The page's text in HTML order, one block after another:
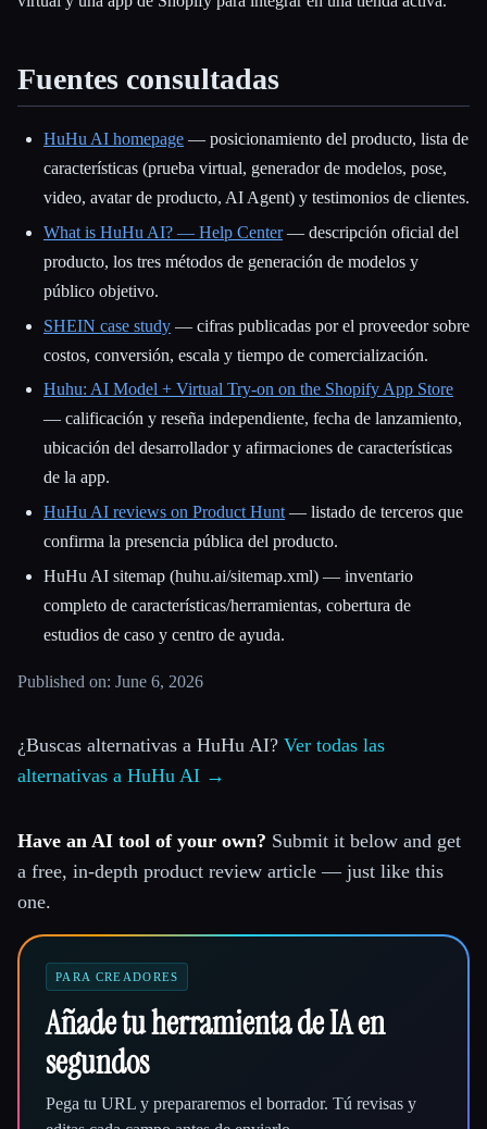
Fuentes consultadas
HuHu AI homepage — posicionamiento del producto, lista de
características (prueba virtual, generador de modelos, pose,
video, avatar de producto, AI Agent) y testimonios de clientes.
What is HuHu AI? — Help Center— descripción oficial del
producto, los tres métodos de generación de modelos y
público objetivo.
SHEIN case study — cifras publicadas por el proveedor sobre
costos, conversión, escala y tiempo de comercialización.
Huhu: AI Model + Virtual Try-on on the Shopify App Store
— calificación y reseña independiente, fecha de lanzamiento,
ubicación del desarrollador y afirmaciones de características
de la app.
HuHu AI reviews on Product Hunt — listado de terceros que
confirma la presencia pública del producto.
HuHu AI sitemap (huhu.ai/sitemap.xml) — inventario
completo de características/herramientas, cobertura de
estudios de caso y centro de ayuda.
Published on: June 6, 2026
¿Buscas alternativas a HuHu AI? Ver todas las
alternativas a HuHu AI →
Have an AI tool of your own? Submit it below and get
a free, in-depth product review article — just like this
one.
PARA CREADORES
Añade tu herramienta de IA en
segundos
Pega tu URL y prepararemos el borrador. Tú revisas y